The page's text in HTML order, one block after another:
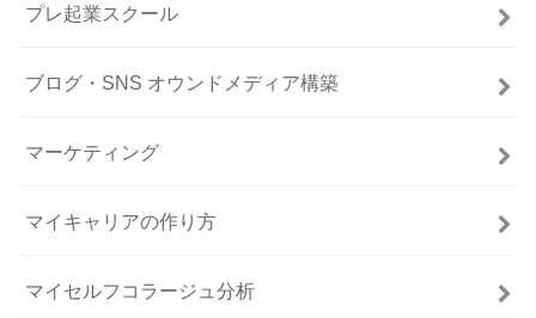
プレ起業スクール
ブログ・SNS オウンドメディア構築
マーケティング
マイキャリアの作り方
マイセルフコラージュ分析